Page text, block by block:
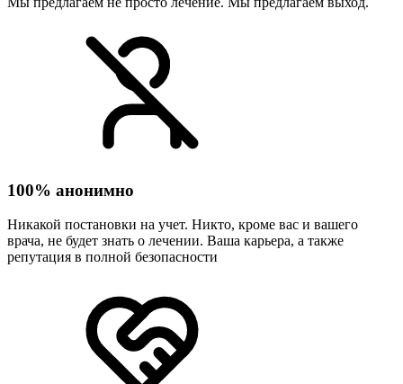
100% анонимно
Никакой постановки на учет. Никто, кроме вас и вашего
врача, не будет знать о лечении. Ваша карьера, а также
репутация в полной безопасности